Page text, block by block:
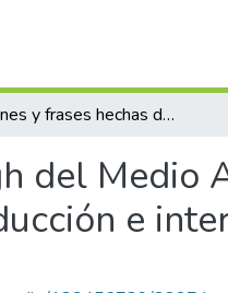
Refranes y frases hechas del amazigh del Medio Atlas como eje modular en los actos de habla indirectos: traducción e interculturalidad
del Medio
e